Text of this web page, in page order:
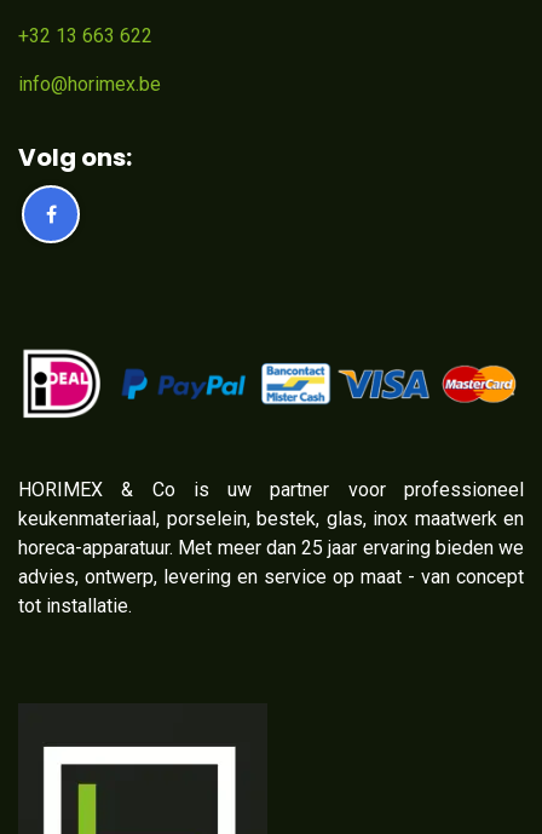
+32 13 663 622
info@horimex.be
Volg ons:
​HORIMEX & Co is uw partner voor professioneel
keukenmateriaal, porselein, bestek, glas, inox maatwerk en
horeca-apparatuur. Met meer dan 25 jaar ervaring bieden we
advies, ontwerp, levering en service op maat - van concept
tot installatie.